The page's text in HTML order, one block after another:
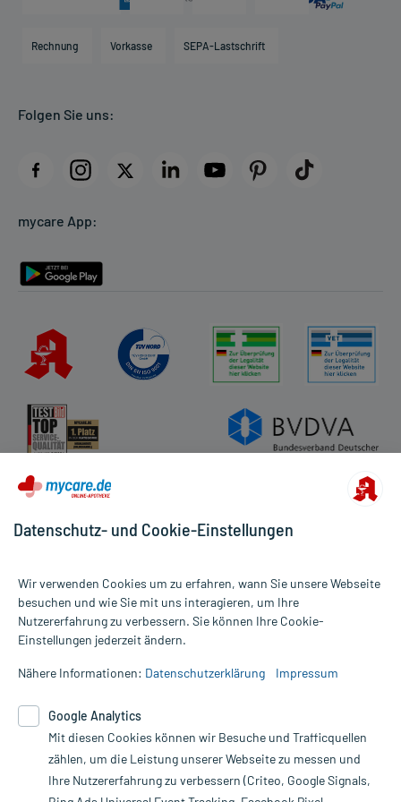
Direktabrechnung PKV
AGB
Datenschutz
Rückgabe/Widerruf
Rechnung Vorkasse SEPA-Lastschrift
Folgen Sie uns:
mycare App:
Alle Preise gelten inkl. MwSt., ggf. zzgl. Versandkosten
Informationen auf dieser Website werden ausschließlich für
die Untersuchung und Behandlung durch einen Arzt. Bitte
Therapien eingeleitet werden können. | Diese Webseite benutzt
Google Analytics. Lesen Sie bitte dazu die wichtigen Hinweise in
unserer Datenschutzerklärung. Für den Widerruf einer Bestellung
nutzen Sie das Formular:
Datenschutz- und Cookie-Einstellungen
Wir verwenden Cookies um zu erfahren, wann Sie unsere Webseite
besuchen und wie Sie mit uns interagieren, um Ihre
Nutzererfahrung zu verbessern. Sie können Ihre Cookie-
Einstellungen jederzeit ändern.
Nähere Informationen: Datenschutzerklärung Impressum
Google Analytics
Mit diesen Cookies können wir Besuche und Trafficquellen
zählen, um die Leistung unserer Webseite zu messen und
Ihre Nutzererfahrung zu verbessern (Criteo, Google Signals,